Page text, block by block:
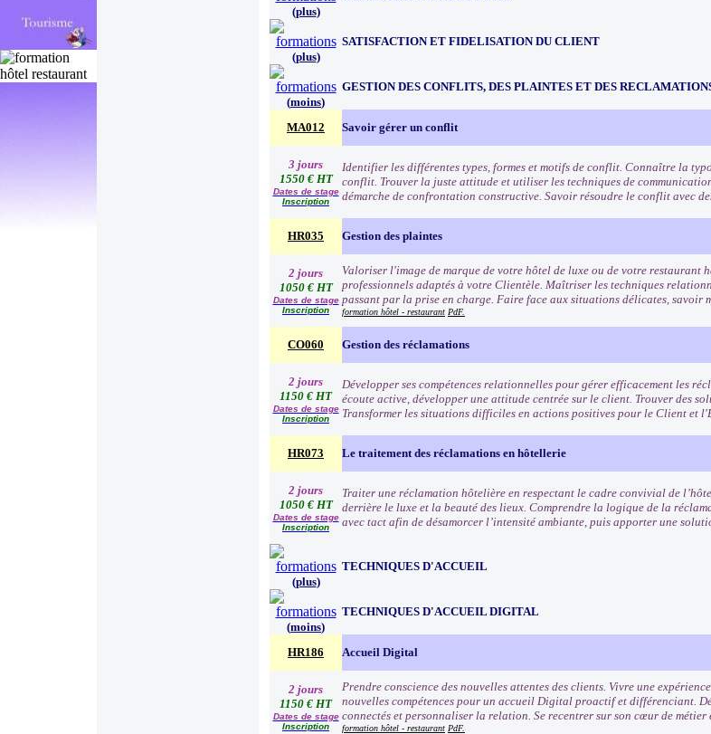
(plus)
(plus)
SATISFACTION ET FIDELISATION DU CLIENT
(moins)
GESTION DES CONFLITS, DES PLAINTES ET DES
MA012 Savoir gérer un conflit
3 jours
1550 € HT
Dates de stage
Inscription
Identifier les différentes types, formes et motifs de conflit. Connaître la
conflit. Trouver la juste attitude et utiliser les techniques de
démarche de confrontation constructive. Savoir résoudre le conflit avec
HR035 Gestion des plaintes
2 jours
1050 € HT
Dates de stage
Inscription
Valoriser l'image de marque de votre hôtel de luxe ou de votre restaurant
professionnels adaptés à votre Clientèle. Maîtriser les techniques
passant par la prise en charge. Faire face aux situations délicates, savoir
formation hôtel - restaurant PdF.
CO060 Gestion des réclamations
2 jours
1150 € HT
Dates de stage
Inscription
Développer ses compétences relationnelles pour gérer efficacement les
écoute active, développer une attitude centrée sur le client. Trouver des
Transformer les situations difficiles en actions positives pour le Client et
HR073 Le traitement des réclamations en hôtellerie
2 jours
1050 € HT
Dates de stage
Inscription
Traiter une réclamation hôtelière en respectant le cadre convivial de
derrière le luxe et la beauté des lieux. Comprendre la logique de la
avec tact afin de désamorcer l’intensité ambiante, puis apporter une
(plus)
TECHNIQUES D'ACCUEIL
(moins)
TECHNIQUES D'ACCUEIL DIGITAL
HR186 Accueil Digital
2 jours
1150 € HT
Dates de stage
Inscription
Prendre conscience des nouvelles attentes des clients. Vivre une
nouvelles compétences pour un accueil Digital proactif et différenciant.
connectés et personnaliser la relation. Se recentrer sur son cœur de
formation hôtel - restaurant PdF.